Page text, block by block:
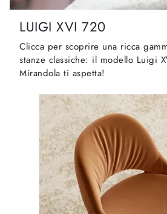
LUIGI XVI 720
Clicca per scoprire una ricca
stanze classiche: il modello Luigi
Mirandola ti aspetta!